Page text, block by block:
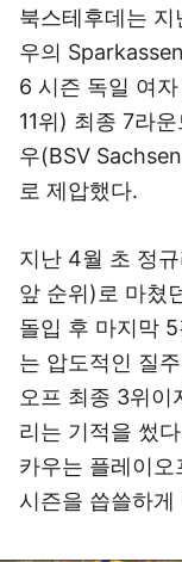
북스테후데는
우의
6 시즌 독일 여
11위) 최종 7라
우(BSV
로 제압했다.
지난 4월 초 정
앞 순위)로 마쳤
돌입 후 마지막
는 압도적인 질
오프 최종 3위이
리는 기적을 썼
카우는 플레이
시즌을 씁쓸하게